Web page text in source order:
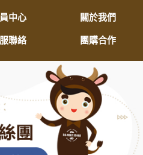
中心 關於我們
聯絡 團購合作